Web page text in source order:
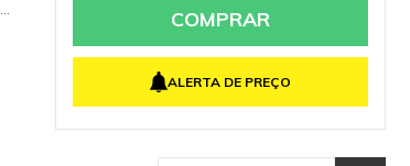
2x de R$ 70,52 sem juros
5x de R$ 28,21 sem juros
COMPRAR
ALERTA DE PREÇO